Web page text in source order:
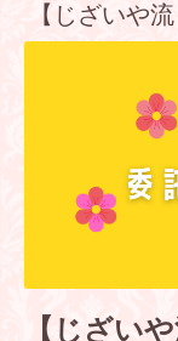
【じざいや
【じざい